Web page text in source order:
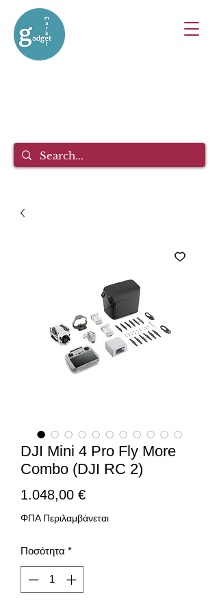
DJI Mini 4 Pro Fly More
Combo (DJI RC 2)
1.048,00 €Τιμή
ΦΠΑ Περιλαμβάνεται
Ποσότητα *